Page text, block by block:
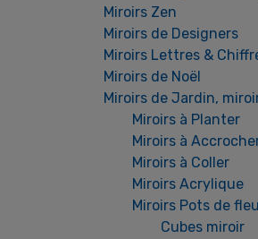
Miroirs Zen
Miroirs de Designers
Miroirs Lettres &
Miroirs de Noël
Miroirs de Jardin,
Miroirs à Planter
Miroirs à
Miroirs à Coller
Miroirs Acrylique
Miroirs Pots de
Cubes miroir